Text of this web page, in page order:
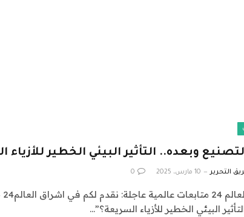
وبعده.. التأثير البيئي الخطير للأزياء
التحرير 10 مارس، 2025 0
البيئي الخطير للأزياء السريعة؟”…